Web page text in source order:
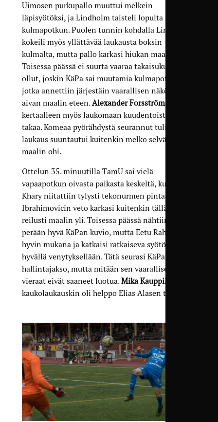
Uimosen purkupallo muuttui melkein
läpisyötöksi, ja Lindholm taisteli lopulta
kulmapotkun. Puolen tunnin kohdalla Lindholm
kokeili myös yllättävää laukausta boksin
kulmalta, mutta pallo karkasi hiukan maalin yli.
Toisessa päässä ei suurta vaaraa takaisukusta
ollut, joskin KäPa sai muutamia kulmapotkuja,
jotka annettiin järjestäin vaarallisen näköisesti
aivan maalin eteen.Alexander Forsströmpääsi
kertaalleen myös laukomaan kuudentoista rajan
takaa. Komeaa pyörähdystä seurannut tulinen
laukaus suuntautui kuitenkin melko selvästi
maalin ohi.
Ottelun 35. minuutilla TamU sai vielä
vapaapotkun oivasta paikasta keskeltä, kun Omar
Khary niitattiin tylysti tekonurmen pintaan. Haris
Ibrahimovicin veto karkasi kuitenkin tällä kertaa
reilusti maalin yli. Toisessa päässä nähtiin heti
perään hyvä KäPan kuvio, mutta Eetu Rahkola oli
hyvin mukana ja katkaisi ratkaiseva syötön
hyvällä venytyksellään. Tätä seurasi KäPan pieni
hallintajakso, mutta mitään sen vaarallisempa
vieraat eivät saaneet luotua.Mika Kauppilan
kaukolaukauskin oli helppo Elias Alasen torjua.